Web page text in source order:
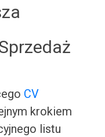
CV
krokiem
listu